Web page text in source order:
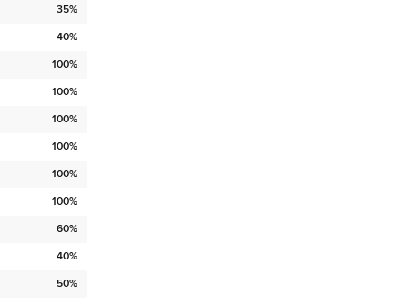
35%
40%
100%
100%
100%
100%
100%
100%
60%
40%
50%